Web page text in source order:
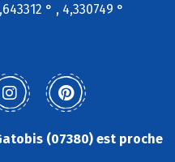
° , 4,330749 °
(07380) est proche